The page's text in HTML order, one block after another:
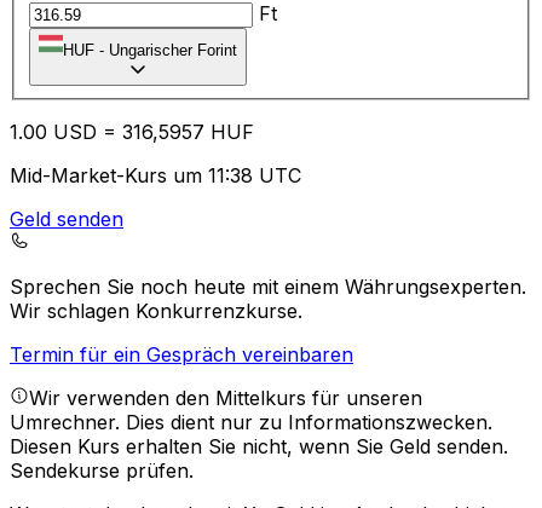
Ft
HUF - Ungarischer Forint
1.00 USD = 316,5957 HUF
Mid-Market-Kurs um 11:38 UTC
Geld senden
Sprechen Sie noch heute mit einem Währungsexperten.
Wir schlagen Konkurrenzkurse.
Termin für ein Gespräch vereinbaren
Wir verwenden den Mittelkurs für unseren
Umrechner. Dies dient nur zu Informationszwecken.
Diesen Kurs erhalten Sie nicht, wenn Sie Geld senden.
Sendekurse prüfen.